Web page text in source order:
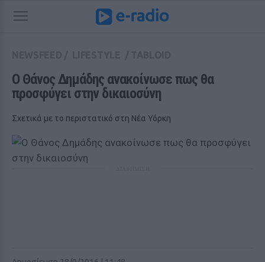
Ο Θάνος Δημάδης ανακοίνωσε πως θα
προσφύγει στην δικαιοσύνη
Σχετικά με το περιστατικό στη Νέα Υόρκη